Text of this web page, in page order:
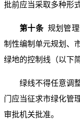
批前应当采取多种形
第十条 规划管
制性编制单元规划、
绿地的控制线（以下
绿线不得任意调
门应当征求市绿化管
审批机关批准。